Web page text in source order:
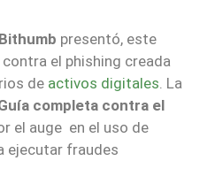
Bithumb presentó, este
el phishing creada
de activos digitales. La
completa contra el
el auge en el uso de
ejecutar fraudes